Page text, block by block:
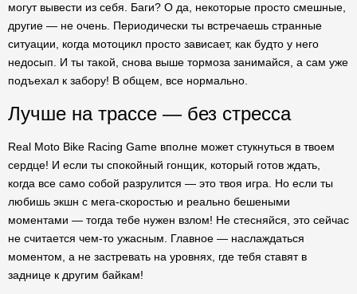
могут вывести из себя. Баги? О да, некоторые просто смешные,
другие — не очень. Периодически ты встречаешь странные
ситуации, когда мотоцикл просто зависает, как будто у него
недосып. И ты такой, снова выше тормоза занимайся, а сам уже
подъехал к забору! В общем, все нормально.
Лучше на трассе — без стресса
Real Moto Bike Racing Game вполне может стукнуться в твоем
сердце! И если ты спокойный гонщик, который готов ждать,
когда все само собой разрулится — это твоя игра. Но если ты
любишь экшн с мега-скоростью и реально бешеными
моментами — тогда тебе нужен взлом! Не стесняйся, это сейчас
не считается чем-то ужасным. Главное — наслаждаться
моментом, а не застревать на уровнях, где тебя ставят в
заднице к другим байкам!